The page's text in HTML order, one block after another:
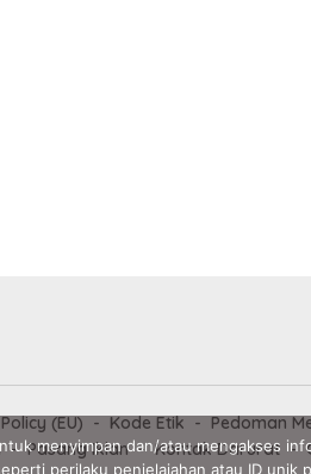
(EU) Kode Etik Pedoman
Pasang Iklan Kontak Darurat
menyimpan dan/atau mengakses
perilaku penjelajahan atau ID unik